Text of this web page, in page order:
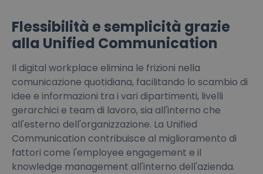
Flessibilità e semplicità grazie
alla Unified Communication
Il digital workplace elimina le frizioni nella
comunicazione quotidiana, facilitando lo scambio di
idee e informazioni tra i vari dipartimenti, livelli
gerarchici e team di lavoro, sia all'interno che
all'esterno dell'organizzazione. La Unified
Communication contribuisce al miglioramento di
fattori come l'employee engagement e il
knowledge management all'interno dell'azienda.